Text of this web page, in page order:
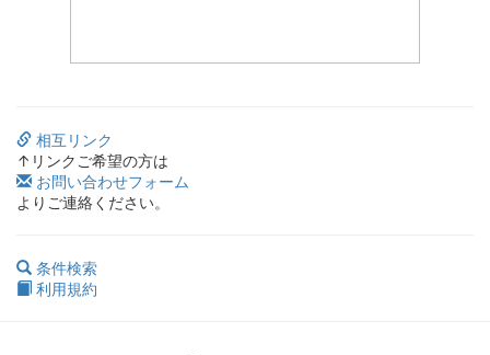
相互リンク
↑リンクご希望の方は
お問い合わせフォーム
よりご連絡ください。
条件検索
利用規約